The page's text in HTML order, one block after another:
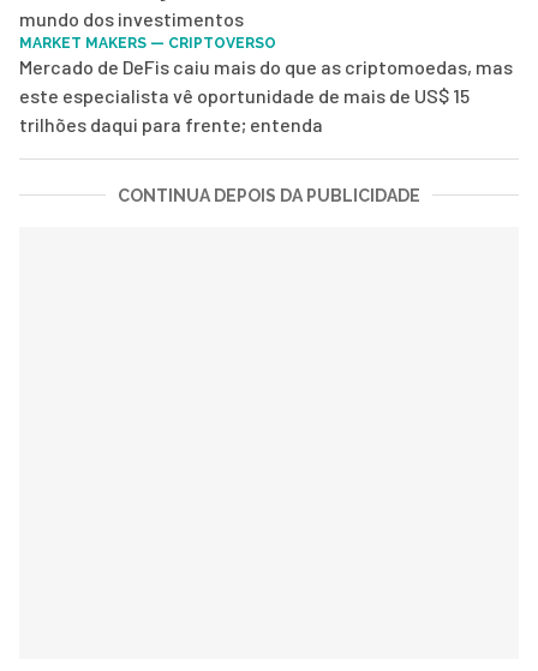
mundo dos investimentos
MARKET MAKERS — CRIPTOVERSO
Mercado de DeFis caiu mais do que as criptomoedas, mas
este especialista vê oportunidade de mais de US$ 15
trilhões daqui para frente; entenda
CONTINUA DEPOIS DA PUBLICIDADE